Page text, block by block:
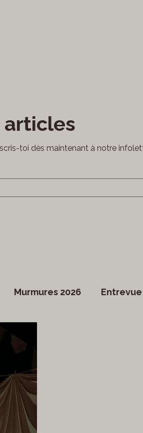
toi dès maintenant à notre
articles
Murmures 2026 Entrevue
Coup de coeur